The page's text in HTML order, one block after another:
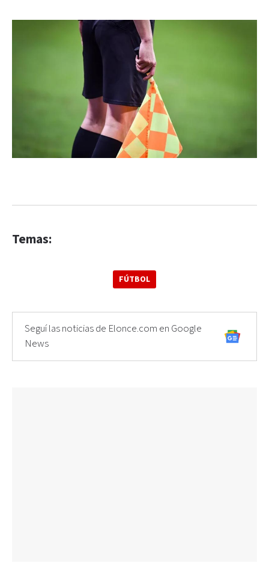
Temas:
FÚTBOL
Seguí las noticias de Elonce.com en Google
News